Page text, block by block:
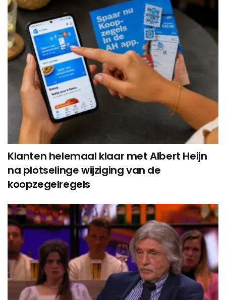
Klanten helemaal klaar met Albert Heijn
na plotselinge wijziging van de
koopzegelregels